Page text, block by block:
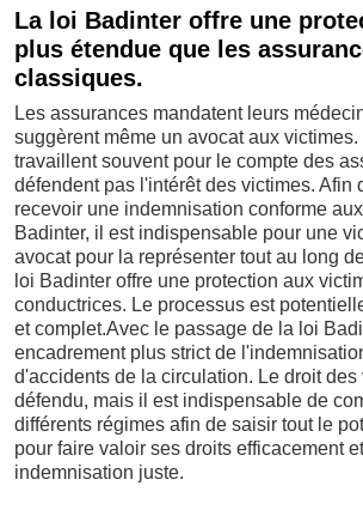
La loi Badinter offre une
plus étendue que les
classiques.
Les assurances mandatent leurs
suggèrent même un avocat aux
travaillent souvent pour le compte des
défendent pas l'intérêt des victimes. Afin
recevoir une indemnisation conforme
Badinter, il est indispensable pour une
avocat pour la représenter tout au long
loi Badinter offre une protection aux
conductrices. Le processus est
et complet.Avec le passage de la loi
encadrement plus strict de
d'accidents de la circulation. Le droit
défendu, mais il est indispensable de
différents régimes afin de saisir tout le
pour faire valoir ses droits efficacement
indemnisation juste.